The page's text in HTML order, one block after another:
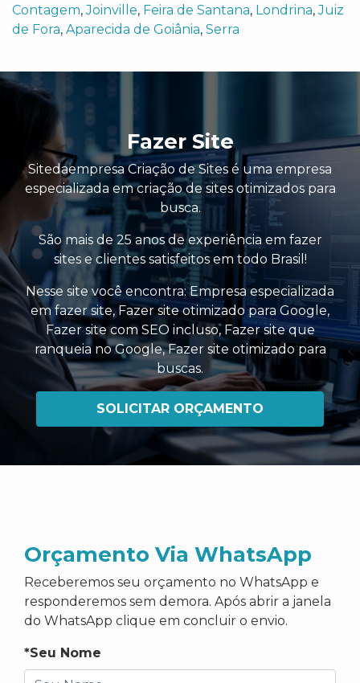
Contagem,Joinville, Feira de Santana, Londrina,Juiz
de Fora, Aparecida de Goiânia, Serra
Fazer Site
Sitedaempresa Criação de Sites é uma empresa
especializada em criação de sites otimizados para
busca.
São mais de 25 anos de experiência em fazer
sites e clientes satisfeitos em todo Brasil!
Nesse site você encontra:Empresa especializada
em fazer site,Fazer site otimizado para Google,
Fazer site com SEO incluso, Fazer site que
ranqueia no Google,Fazer site otimizado para
buscas.
SOLICITAR ORÇAMENTO
Orçamento Via WhatsApp
Receberemos seu orçamento no WhatsApp e
responderemos sem demora. Após abrir a janela
do WhatsApp clique em concluir o envio.
*Seu Nome